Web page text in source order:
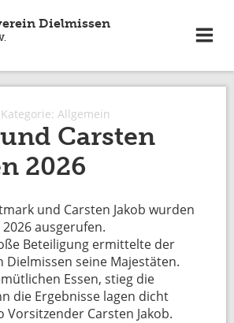
Dielmissen
Kategorie:Allgemein
Carsten
2026
und Carsten Jakob wurden
ausgerufen.
Beteiligung ermittelte der
Dielmissen seine Majestäten.
Essen, stieg die
die Ergebnisse lagen dicht
Vorsitzender Carsten Jakob.